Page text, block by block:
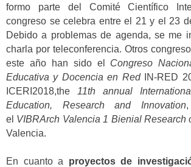
formo parte del Comité Científico
congreso se celebra entre el 21 y el 23
Debido a problemas de agenda, se me
charla por teleconferencia. Otros
este año han sido el Congreso
Educativa y Docencia en RedIN-RED
ICERI2018,the 11th annual
Education, Research and Innovation
el VIBRArch Valencia 1 Bienial Research
Valencia.
En cuanto a proyectos de